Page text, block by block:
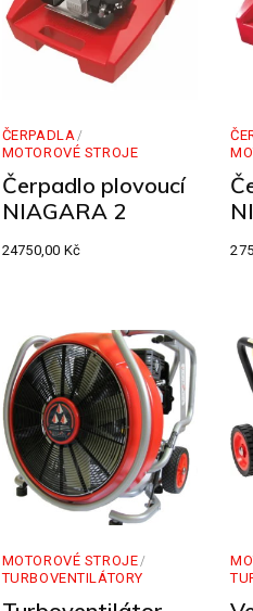
ČERPADLA
MOTOROVÉ STROJE
Čerpadlo plovoucí
NIAGARA 2
24750,00 Kč
MOTOROVÉ STROJE
TURBOVENTILÁTORY